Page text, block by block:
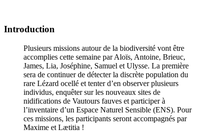
Introduction
Plusieurs missions autour de la biodiversité vont être
accomplies cette semaine par Aloïs, Antoine, Brieuc,
James, Lia, Joséphine, Samuel et Ulysse. La première
sera de continuer de détecter la discrète population du
rare Lézard ocellé et tenter d’en observer plusieurs
individus, enquêter sur les nouveaux sites de
nidifications de Vautours fauves et participer à
l’inventaire d’un Espace Naturel Sensible (ENS). Pour
ces missions, les participants seront accompagnés par
Maxime et Lætitia !